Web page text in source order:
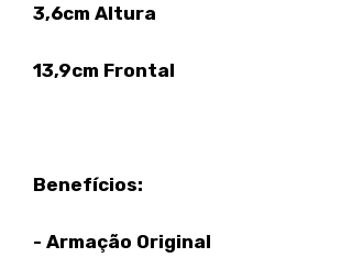
3,6cm Altura
13,9cm Frontal
Benefícios:
- Armação Original